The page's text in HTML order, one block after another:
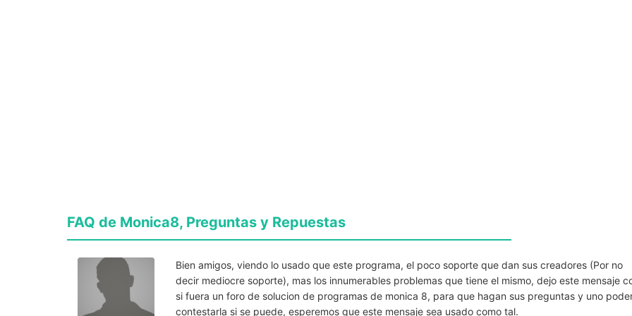
FAQ de Monica8, Preguntas y Repuestas
Bien amigos, viendo lo usado que este programa, el poco soporte que dan sus creadores (Por no
decir mediocre soporte), mas los innumerables problemas que tiene el mismo, dejo este mensaje
si fuera un foro de solucion de programas de monica 8, para que hagan sus preguntas y uno
contestarla si se puede, esperemos que este mensaje sea usado como tal.